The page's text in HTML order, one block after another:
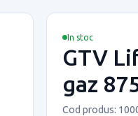
In stoc
GTV
gaz
Cod produs: